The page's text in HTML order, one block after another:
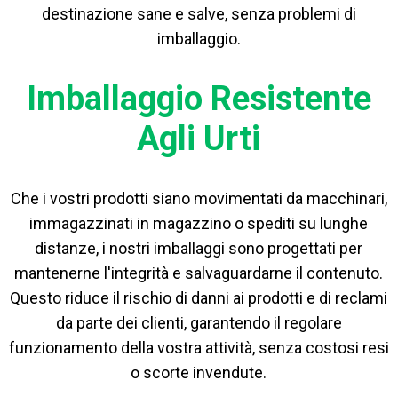
destinazione sane e salve, senza problemi di
imballaggio.
Imballaggio Resistente
Agli Urti
Che i vostri prodotti siano movimentati da macchinari,
immagazzinati in magazzino o spediti su lunghe
distanze, i nostri imballaggi sono progettati per
mantenerne l'integrità e salvaguardarne il contenuto.
Questo riduce il rischio di danni ai prodotti e di reclami
da parte dei clienti, garantendo il regolare
funzionamento della vostra attività, senza costosi resi
o scorte invendute.